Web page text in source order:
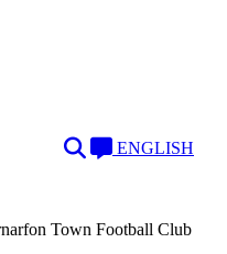
SearchLanguage
ENGLISH